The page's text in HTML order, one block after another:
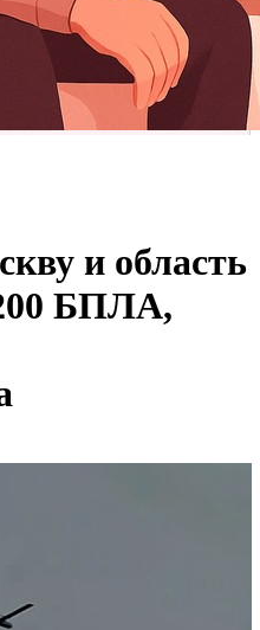
и область
БПЛА,